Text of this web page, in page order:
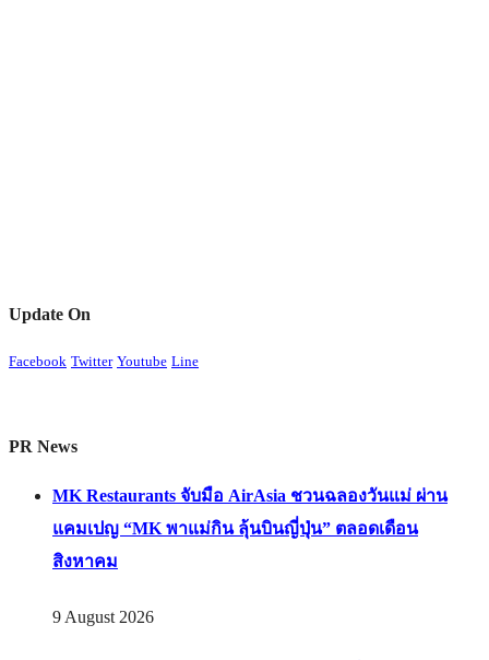
Update On
Facebook Twitter Youtube Line
PR News
MK Restaurants จับมือ AirAsia ชวนฉลองวันแม่ ผ่าน
แคมเปญ “MK พาแม่กิน ลุ้นบินญี่ปุ่น” ตลอดเดือน
สิงหาคม
9 August 2026